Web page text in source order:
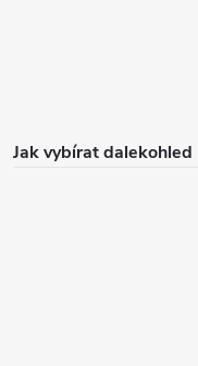
Jak vybírat dalekohled